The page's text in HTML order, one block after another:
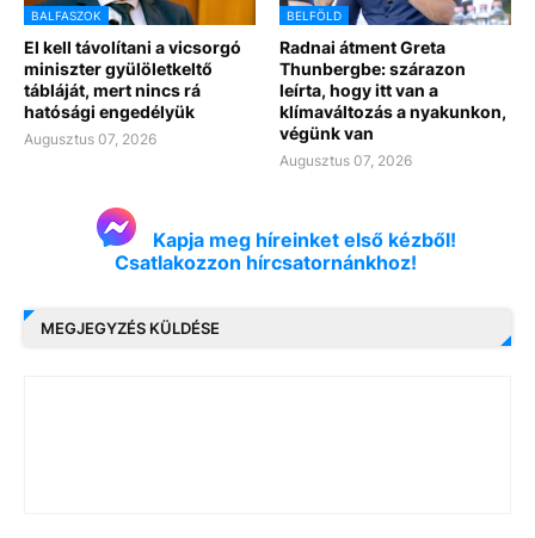
BALFASZOK
El kell távolítani a vicsorgó
miniszter gyülöletkeltő
tábláját, mert nincs rá
hatósági engedélyük
Augusztus 07, 2026
BELFÖLD
Radnai átment Greta
Thunbergbe: szárazon
leírta, hogy itt van a
klímaváltozás a nyakunkon,
végünk van
Augusztus 07, 2026
Kapja meg híreinket első kézből!
Csatlakozzon hírcsatornánkhoz!
MEGJEGYZÉS KÜLDÉSE